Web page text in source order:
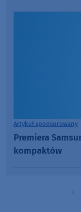
Artykuł sponsorowany
Premiera
kompaktów